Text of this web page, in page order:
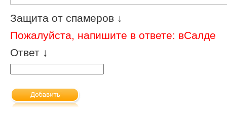
Защита от спамеров ↓
Пожалуйста, напишите в ответе: вСалде
Ответ ↓